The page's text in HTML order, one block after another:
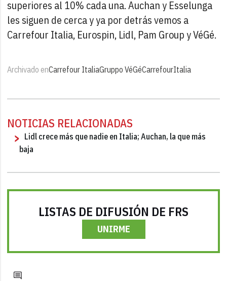
superiores al 10% cada una. Auchan y Esselunga
les siguen de cerca y ya por detrás vemos a
Carrefour Italia, Eurospin, Lidl, Pam Group y VéGé.
Archivado enCarrefour ItaliaGruppo VéGéCarrefourItalia
NOTICIAS RELACIONADAS
Lidl crece más que nadie en Italia; Auchan, la que más
baja
LISTAS DE DIFUSIÓN DE FRS
UNIRME